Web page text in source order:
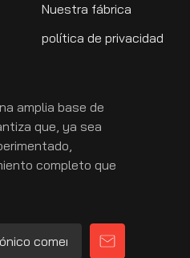
Nuestra fábrica
política de privacidad
amplia base de
que, ya sea
completo que